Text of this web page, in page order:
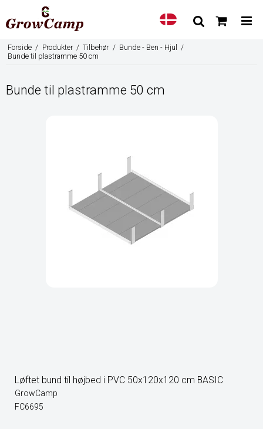
Forside / Produkter / Tilbehør / Bunde - Ben - Hjul
/
Bunde til plastramme 50 cm
Bunde til plastramme 50 cm
Løftet bund til højbed i PVC 50x120x120 cm BASIC
GrowCamp
FC6695